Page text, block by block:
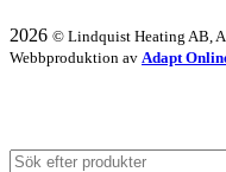
2026 © Lindquist Heating AB,
Webbproduktion av Adapt